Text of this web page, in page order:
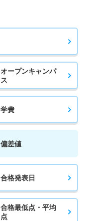
オープンキャンパ
ス
学費
偏差値
合格発表日
合格最低点・平均
点